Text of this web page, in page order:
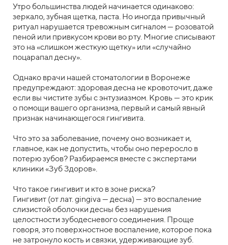
Утро большинства людей начинается одинаково:
зеркало, зубная щетка, паста. Но иногда привычный
ритуал нарушается тревожным сигналом — розоватой
пеной или привкусом крови во рту. Многие списывают
это на «слишком жесткую щетку» или «случайно
поцарапал десну».
Однако врачи нашей стоматологии в Воронеже
предупреждают: здоровая десна не кровоточит, даже
если вы чистите зубы с энтузиазмом. Кровь — это крик
о помощи вашего организма, первый и самый явный
признак начинающегося гингивита.
Что это за заболевание, почему оно возникает и,
главное, как не допустить, чтобы оно переросло в
потерю зубов? Разбираемся вместе с экспертами
клиники «Зуб Здоров».
Что такое гингивит и кто в зоне риска?
Гингивит (от лат. gingiva — десна) — это воспаление
слизистой оболочки десны без нарушения
целостности зубодесневого соединения. Проще
говоря, это поверхностное воспаление, которое пока
не затронуло кость и связки, удерживающие зуб.